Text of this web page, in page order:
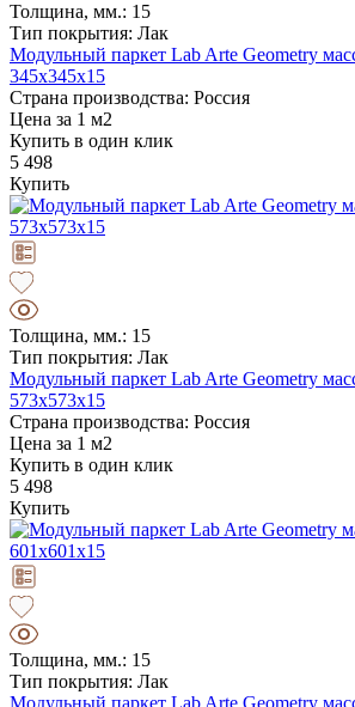
Толщина, мм.: 15
Тип покрытия: Лак
Модульный паркет Lab Arte Geometry
345х345х15
Страна производства: Россия
Цена за 1 м2
Купить в один клик
5 498
Купить
Толщина, мм.: 15
Тип покрытия: Лак
Модульный паркет Lab Arte Geometry
573х573х15
Страна производства: Россия
Цена за 1 м2
Купить в один клик
5 498
Купить
Толщина, мм.: 15
Тип покрытия: Лак